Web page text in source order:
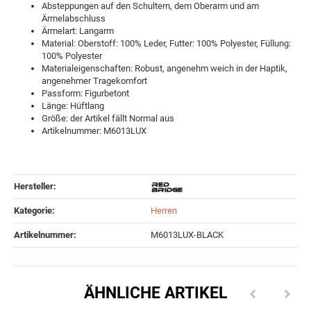
Absteppungen auf den Schultern, dem Oberarm und am
Ärmelabschluss
Ärmelart: Langarm
Material: Oberstoff: 100% Leder, Futter: 100% Polyester, Füllung:
100% Polyester
Materialeigenschaften: Robust, angenehm weich in der Haptik,
angenehmer Tragekomfort
Passform: Figurbetont
Länge: Hüftlang
Größe: der Artikel fällt Normal aus
Artikelnummer: M6013LUX
Hersteller:
Kategorie: Herren
Artikelnummer: M6013LUX-BLACK
ÄHNLICHE ARTIKEL